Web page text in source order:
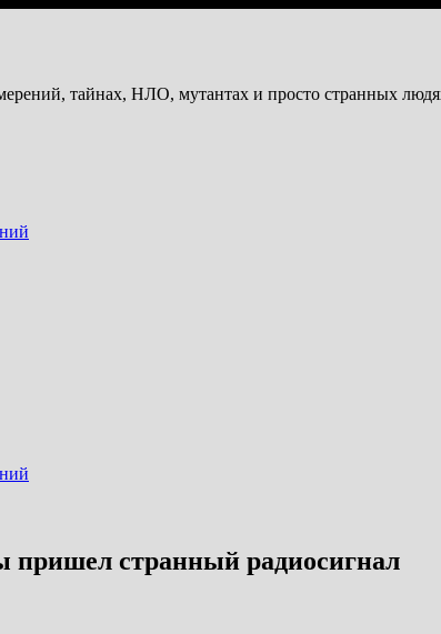
тайнах, НЛО, мутантах и просто странных
пришел странный радиосигнал